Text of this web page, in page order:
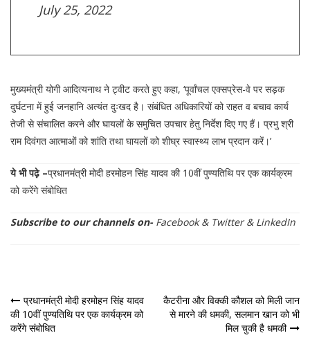
July 25, 2022
मुख्यमंत्री योगी आदित्यनाथ ने ट्वीट करते हुए कहा, ‘पूर्वांचल एक्सप्रेस-वे पर सड़क
दुर्घटना में हुई जनहानि अत्यंत दुःखद है। संबंधित अधिकारियों को राहत व बचाव कार्य
तेजी से संचालित करने और घायलों के समुचित उपचार हेतु निर्देश दिए गए हैं। प्रभु श्री
राम दिवंगत आत्माओं को शांति तथा घायलों को शीघ्र स्वास्थ्य लाभ प्रदान करें।’
ये भी पढ़े –प्रधानमंत्री मोदी हरमोहन सिंह यादव की 10वीं पुण्यतिथि पर एक कार्यक्रम
को करेंगे संबोधित
Subscribe to our channels on- Facebook& Twitter& LinkedIn
पोस्ट
नेविगेशन
प्रधानमंत्री मोदी हरमोहन सिंह यादव
की 10वीं पुण्यतिथि पर एक कार्यक्रम को
करेंगे संबोधित
कैटरीना और विक्की कौशल को मिली जान
से मारने की धमकी, सलमान खान को भी
मिल चुकी है धमकी